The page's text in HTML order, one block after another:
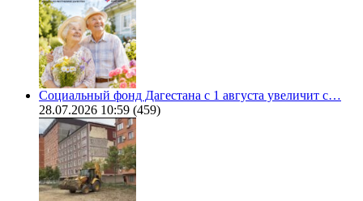
Социальный фонд Дагестана с 1 августа увеличит с…
28.07.2026 10:59 (459)